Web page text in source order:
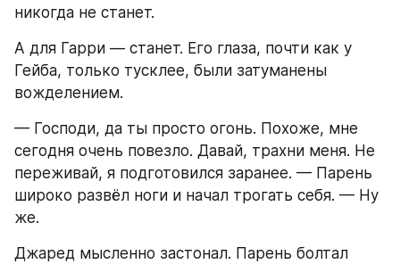
никогда не станет.
А для Гарри — станет. Его глаза, почти как у
Гейба, только тусклее, были затуманены
вожделением.
— Господи, да ты просто огонь. Похоже, мне
сегодня очень повезло. Давай, трахни меня. Не
переживай, я подготовился заранее. — Парень
широко развёл ноги и начал трогать себя. — Ну
же.
Джаред мысленно застонал. Парень болтал